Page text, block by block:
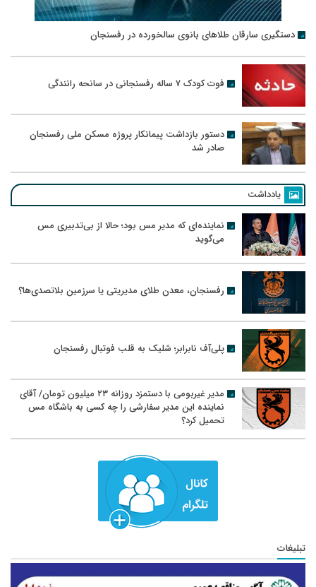
دستگیری سارقان طلاهای بانوی سالخورده در رفسنجان
فوت کودک ۷ ساله رفسنجانی در سانحه رانندگی
دستور بازداشت پیمانکار پروژه مسکن ملی رفسنجان
صادر شد
یادداشت
نماینده‌ای که مدیر مس بود؛ حالا از بی‌تدبیری مس
می‌گوید
رفسنجان، معدن طلای مدیریتی یا سرزمین بلاتصدی‌ها؟
پلی‌آف نابرابر؛ شلیک به قلب فوتبال رفسنجان
مدیر غیربومی با دستمزد روزانه ۲۳ میلیون تومان/ آقای
نماینده این مدیر سفارشی را چه کسی به باشگاه مس
تحمیل کرد؟
تبلیغات